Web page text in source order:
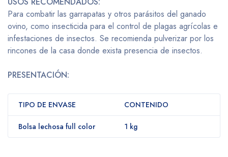
Para combatir las garrapatas y otros parásitos del ganado
ovino, como insecticida para el control de plagas agrícolas e
infestaciones de insectos. Se recomienda pulverizar por los
rincones de la casa donde exista presencia de insectos.
PRESENTACIÓN:
TIPO DE ENVASE CONTENIDO
Bolsa lechosa full color 1 kg